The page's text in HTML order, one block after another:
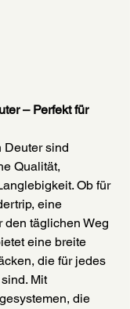
– Perfekt für
Deuter sind
Qualität,
Ob für
eine
den täglichen Weg
eine breite
die für jedes
Mit
die